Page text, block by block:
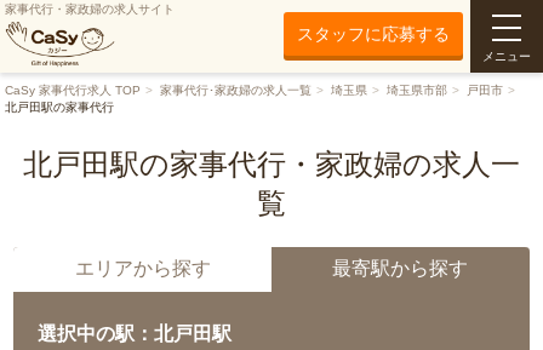
家事代行・家政婦の求人サイト
スタッフに応募する
メニュー
CaSy 家事代行求人 TOP 家事代行･家政婦の求人一覧 埼玉県 埼玉県市部
戸田市
北戸田駅の家事代行
北戸田駅の家事代行・家政婦の求人一
覧
エリアから探す 最寄駅から探す
選択中の駅：北戸田駅